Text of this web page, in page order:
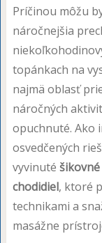
Príčinou môžu
náročnejšia
topánkach na
najmä oblasť
náročných
opuchnuté. Ako
osvedčených
vyvinuté
chodidiel, ktoré
technikami a
masážne